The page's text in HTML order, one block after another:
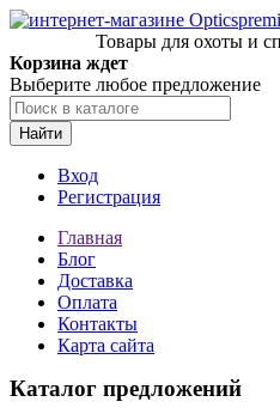
Товары для охоты и
Корзина ждет
Выберите любое предложение
Найти
Вход
Регистрация
Главная
Блог
Доставка
Оплата
Контакты
Карта сайта
Каталог предложений